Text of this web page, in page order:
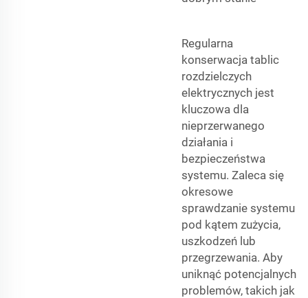
Regularna
konserwacja tablic
rozdzielczych
elektrycznych jest
kluczowa dla
nieprzerwanego
działania i
bezpieczeństwa
systemu. Zaleca się
okresowe
sprawdzanie systemu
pod kątem zużycia,
uszkodzeń lub
przegrzewania. Aby
uniknąć potencjalnych
problemów, takich jak